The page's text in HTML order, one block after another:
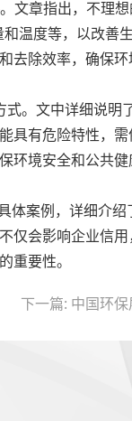
文章指出，不理
温度等，以改善
除效率，确保环
。文中详细说明
具有危险特性，
境安全和公共健
体案例，详细介
仅会影响企业信
重要性。